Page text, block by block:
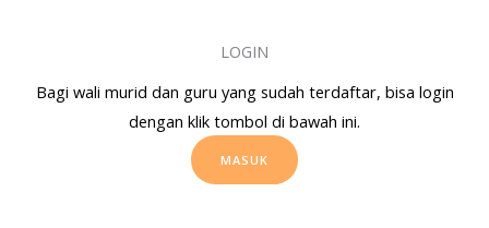
LOGIN
Bagi wali murid dan guru yang sudah terdaftar, bisa login
dengan klik tombol di bawah ini.
MASUK